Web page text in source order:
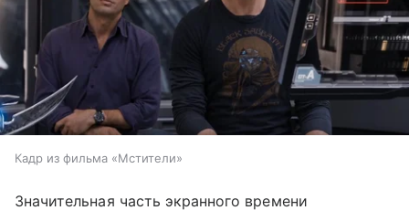
Кадр из фильма «Мстители»
Значительная часть экранного времени